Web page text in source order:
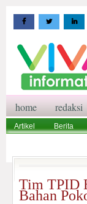
home redaksi
Artikel Berita
Tim TPID
Bahan